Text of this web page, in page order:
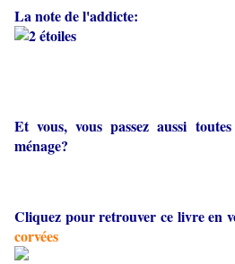
La note de l'addicte:
Et vous, vous passez aussi
ménage?
Cliquez pour retrouver ce livre en
corvées